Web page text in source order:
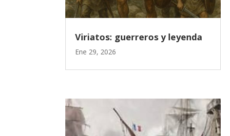
Viriatos: guerreros y leyenda
Ene 29, 2026